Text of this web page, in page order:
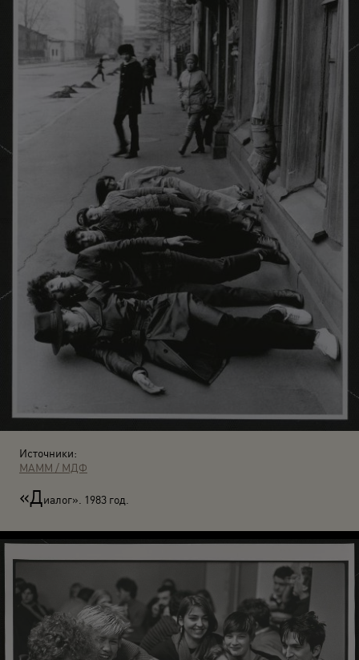
Источники:
МАММ / МДФ
«Диалог». 1983 год.